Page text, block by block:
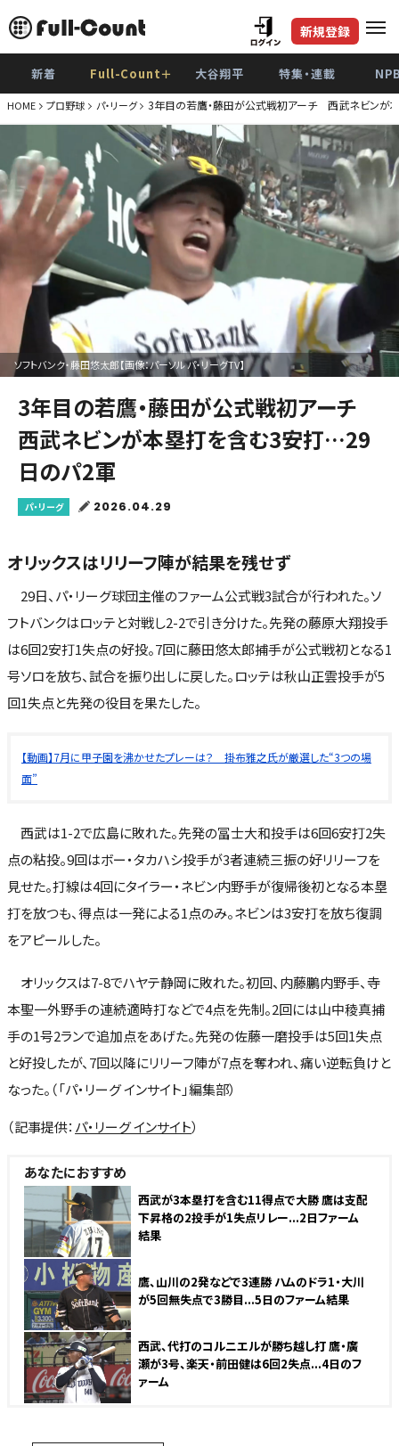
新規登録
新着 Full-Count＋ 大谷翔平 特集・連載
HOME プロ野球 パ・リーグ 3年目の若鷹・藤田が公式戦初アーチ 西武ネビンが
ソフトバンク・藤田悠太郎【画像：パーソル パ・リーグTV】
3年目の若鷹・藤田が公式戦初アーチ
西武ネビンが本塁打を含む3安打…29
日のパ2軍
パ・リーグ 2026.04.29
オリックスはリリーフ陣が結果を残せず
29日、パ・リーグ球団主催のファーム公式戦3試合が行われた。ソ
フトバンクはロッテと対戦し2-2で引き分けた。先発の藤原大翔投手
は6回2安打1失点の好投。7回に藤田悠太郎捕手が公式戦初となる1
号ソロを放ち、試合を振り出しに戻した。ロッテは秋山正雲投手が5
回1失点と先発の役目を果たした。
【動画】7月に甲子園を沸かせたプレーは？ 掛布雅之氏が厳選した“3つの場
面”
西武は1-2で広島に敗れた。先発の冨士大和投手は6回6安打2失
点の粘投。9回はボー・タカハシ投手が3者連続三振の好リリーフを
見せた。打線は4回にタイラー・ネビン内野手が復帰後初となる本塁
打を放つも、得点は一発による1点のみ。ネビンは3安打を放ち復調
をアピールした。
オリックスは7-8でハヤテ静岡に敗れた。初回、内藤鵬内野手、寺
本聖一外野手の連続適時打などで4点を先制。2回には山中稜真捕
手の1号2ランで追加点をあげた。先発の佐藤一磨投手は5回1失点
と好投したが、7回以降にリリーフ陣が7点を奪われ、痛い逆転負けと
なった。（「パ・リーグ インサイト」編集部）
（記事提供： パ・リーグ インサイト）
あなたにおすすめ
西武が3本塁打を含む11得点で大勝 鷹は支配
下昇格の2投手が1失点リレー...2日ファーム
結果
鷹、山川の2発などで3連勝 ハムのドラ1・大川
が5回無失点で3勝目...5日のファーム結果
西武、代打のコルニエルが勝ち越し打 鷹・廣
瀬が3号、楽天・前田健は6回2失点...4日のフ
ァーム